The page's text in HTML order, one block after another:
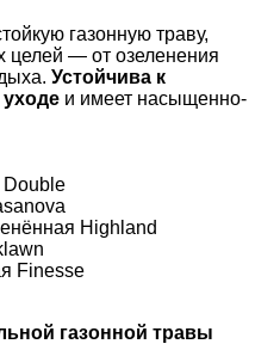
газонную траву,
целей — от озеленения
Устойчива к
и имеет насыщенно-
Double
Highland
Finesse
газонной травы